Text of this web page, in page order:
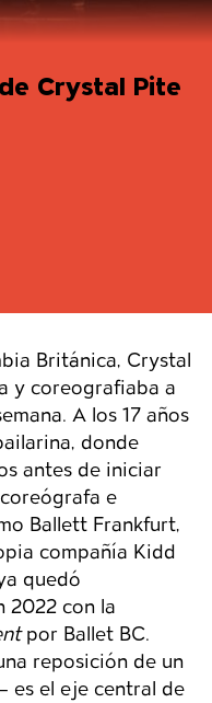
Crystal Pite
Británica, Crystal
y coreografiaba a
A los 17 años
donde
antes de iniciar
e
Ballett Frankfurt,
compañía Kidd
quedó
2022 con la
por Ballet BC.
reposición de un
es el eje central de